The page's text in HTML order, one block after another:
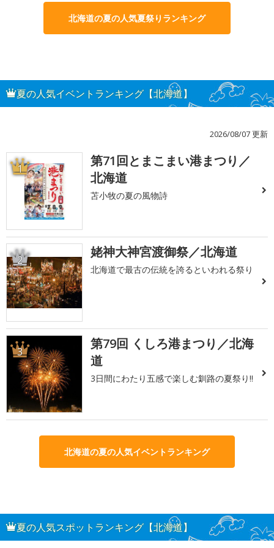
北海道の夏の人気夏祭りランキング
夏の人気イベントランキング【北海道】
2026/08/07 更新
1
第71回とまこまい港まつり／
北海道
苫小牧の夏の風物詩
2 姥神大神宮渡御祭／北海道
北海道で最古の伝統を誇るといわれる祭り
3
第79回 くしろ港まつり／北海
道
3日間にわたり五感で楽しむ釧路の夏祭り!!
北海道の夏の人気イベントランキング
夏の人気スポットランキング【北海道】